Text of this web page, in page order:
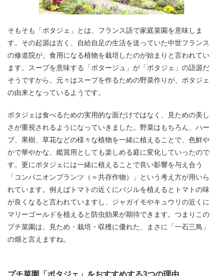
そもそも「ポタジェ」とは、フランス語で家庭菜園を意味しま
す。その起源は古く、自給自足の生活を送っていた中世フランス
の修道院が、食用になる植物を栽培したのが始まりと言われてい
ます。スープを意味する「ポタージュ」が「ポタジェ」の語源だ
そうですから、元々はスープを作るための野菜作りが、ポタジェ
の由来となっているようです。
ポタジェは食べるための実用的な面だけではなく、見ための美し
さが重視されるようになっていきました。野菜はもちろん、ハー
ブ、果樹、草花などの様々な植物を一緒に植えることで、色鮮や
かで華やかな、鑑賞用としても楽しめる庭に変化していったので
す。更にポタジェには一緒に植えることで良い影響を与え合う
「コンパニオンプランツ（＝共存作物）」という考え方が用いら
れています。例えばトマトの近くにバジルを植えるとトマトの味
が良くなると言われていますし、ジャガイモやキュウリの近くに
マリーゴールドを植えると防虫効果が期待できます。つまりこの
プチ菜園は、見ため・栽培・収穫に優れた、まさに「一石三鳥」
の畑と言えますね。